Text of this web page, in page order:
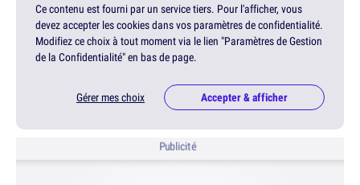
Ce contenu est fourni par un service tiers. Pour l'afficher, vous
devez accepter les cookies dans vos paramètres de confidentialité.
Modifiez ce choix à tout moment via le lien "Paramètres de Gestion
de la Confidentialité" en bas de page.
Gérer mes choix Accepter & afficher
Publicité